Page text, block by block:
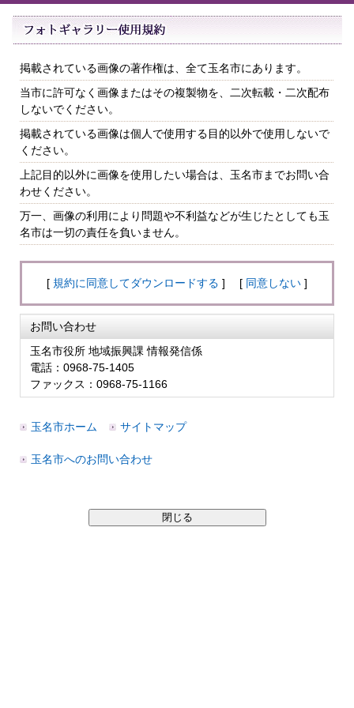
掲載されている画像の著作権は、全て玉名市にあります。
当市に許可なく画像またはその複製物を、二次転載・二次配布
しないでください。
掲載されている画像は個人で使用する目的以外で使用しないで
ください。
上記目的以外に画像を使用したい場合は、玉名市までお問い合
わせください。
万一、画像の利用により問題や不利益などが生じたとしても玉
名市は一切の責任を負いません。
[ 規約に同意してダウンロードする ] [ 同意しない ]
お問い合わせ
玉名市役所 地域振興課 情報発信係
電話：0968-75-1405
ファックス：0968-75-1166
玉名市ホーム サイトマップ
玉名市へのお問い合わせ